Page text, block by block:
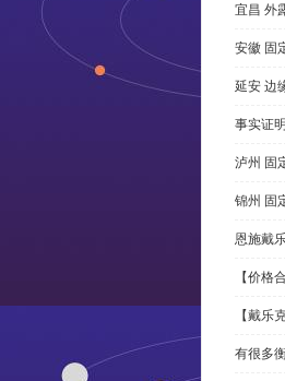
宜昌 外
安徽 固
延安 边
事实证
泸州 固
锦州 固
恩施戴
【价格
【戴乐
有很多